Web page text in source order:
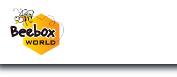
Se rendre au contenu